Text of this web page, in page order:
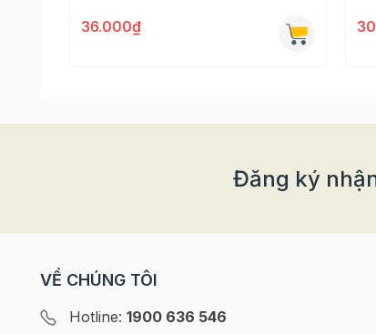
36.000₫
Đăng ký
VỀ CHÚNG TÔI
Hotline: 1900 636 546